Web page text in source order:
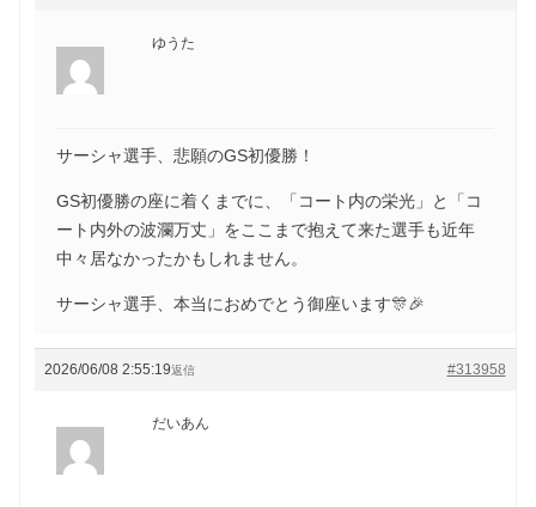
ゆうた
サーシャ選手、悲願のGS初優勝！
GS初優勝の座に着くまでに、「コート内の栄光」と「コ
ート内外の波瀾万丈」をここまで抱えて来た選手も近年
中々居なかったかもしれません。
サーシャ選手、本当におめでとう御座います🎊🎉
2026/06/08 2:55:19 #313958
返信
だいあん